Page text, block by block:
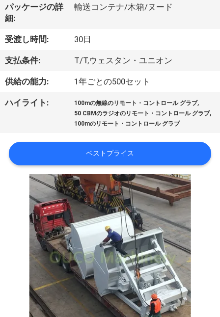
VR
シ
ョ
ー
わ
し
た
パッケージの詳
細:
輸送コンテナ/木箱/ヌード
受渡し時間: 30日
支払条件: T/T,ウェスタン・ユニオン
供給の能力: 1年ごとの500セット
ハイライト: 100mの無線のリモート・コントロール グラブ,
50 CBMのラジオのリモート・コントロール グラブ,
100mのリモート・コントロール グラブ
ベストプライス